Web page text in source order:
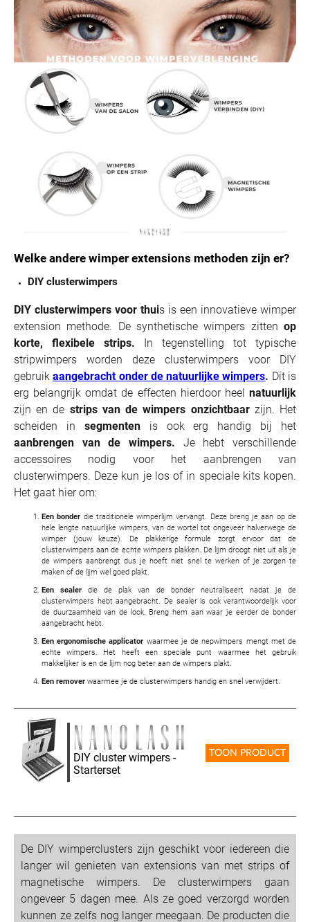
Welke andere wimper extensions methoden zijn er?
DIY clusterwimpers
DIY clusterwimpers voor thuis is een innovatieve wimper
extension methode. De synthetische wimpers zitten op
korte, flexibele strips. In tegenstelling tot typische
stripwimpers worden deze clusterwimpers voor DIY
gebruikaangebracht onder de natuurlijke wimpers. Dit is
erg belangrijk omdat de effecten hierdoor heel natuurlijk
zijn en de strips van de wimpers onzichtbaarzijn. Het
scheiden in segmentenis ook erg handig bij het
aanbrengen van de wimpers. Je hebt verschillende
accessoires nodig voor het aanbrengen van
clusterwimpers. Deze kun je los of in speciale kits kopen.
Het gaat hier om:
Een bonder die traditionele wimperlijm vervangt. Deze breng je aan op de
hele lengte natuurlijke wimpers, van de wortel tot ongeveer halverwege de
wimper (jouw keuze). De plakkerige formule zorgt ervoor dat de
clusterwimpers aan de echte wimpers plakken. De lijm droogt niet uit als je
de wimpers aanbrengt dus je hoeft niet snel te werken of je zorgen te
maken of de lijm wel goed plakt.
Een sealer die de plak van de bonder neutraliseert nadat je de
clusterwimpers hebt aangebracht. De sealer is ook verantwoordelijk voor
de duurzaamheid van de look. Breng hem aan waar je eerder de bonder
aangebracht hebt.
Een ergonomische applicator waarmee je de nepwimpers mengt met de
echte wimpers. Het heeft een speciale punt waarmee het gebruik
makkelijker is en de lijm nog beter aan de wimpers plakt.
Een remover waarmee je de clusterwimpers handig en snel verwijdert.
DIY cluster wimpers -
Starterset
TOON PRODUCT
De DIY wimperclusters zijn geschikt voor iedereen die
langer wil genieten van extensions van met strips of
magnetische wimpers. De clusterwimpers gaan
ongeveer 5 dagen mee. Als ze goed verzorgd worden
kunnen ze zelfs nog langer meegaan. De producten die